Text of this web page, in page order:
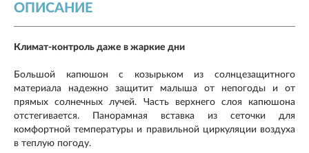
ОПИСАНИЕ
Климат-контроль даже в жаркие дни
Большой капюшон с козырьком из солнцезащитного
материала надежно защитит малыша от непогоды и от
прямых солнечных лучей. Часть верхнего слоя капюшона
отстегивается. Панорамная вставка из сеточки для
комфортной температуры и правильной циркуляции воздуха
в теплую погоду.